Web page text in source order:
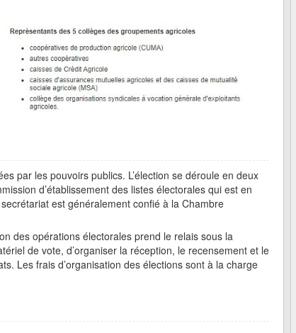
par les pouvoirs publics. L’élection se déroule en deux
d’établissement des listes électorales qui est en
est généralement confié à la Chambre
des opérations électorales prend le relais sous la
de vote, d’organiser la réception, le recensement et le
Les frais d’organisation des élections sont à la charge